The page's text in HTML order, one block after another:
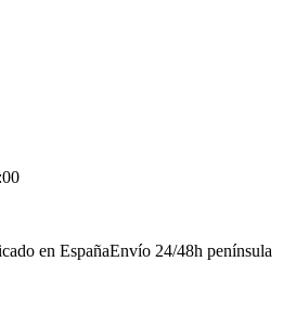
en EspañaEnvío 24/48h península